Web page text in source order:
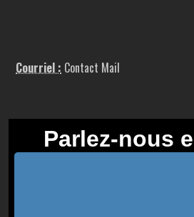
Courriel : Contact Mail